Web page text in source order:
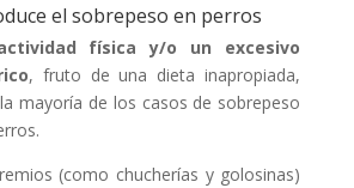
el sobrepeso en perros
física y/o un excesivo
, fruto de una dieta inapropiada,
mayoría de los casos de sobrepeso
(como chucherías y golosinas)